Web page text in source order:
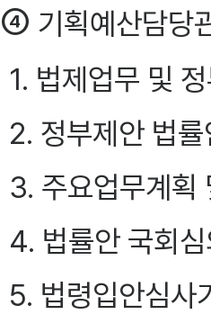
④ 기획예산담당
1. 법제업무 및
2. 정부제안 법률
3. 주요업무계획
4. 법률안 국회
5. 법령입안심사